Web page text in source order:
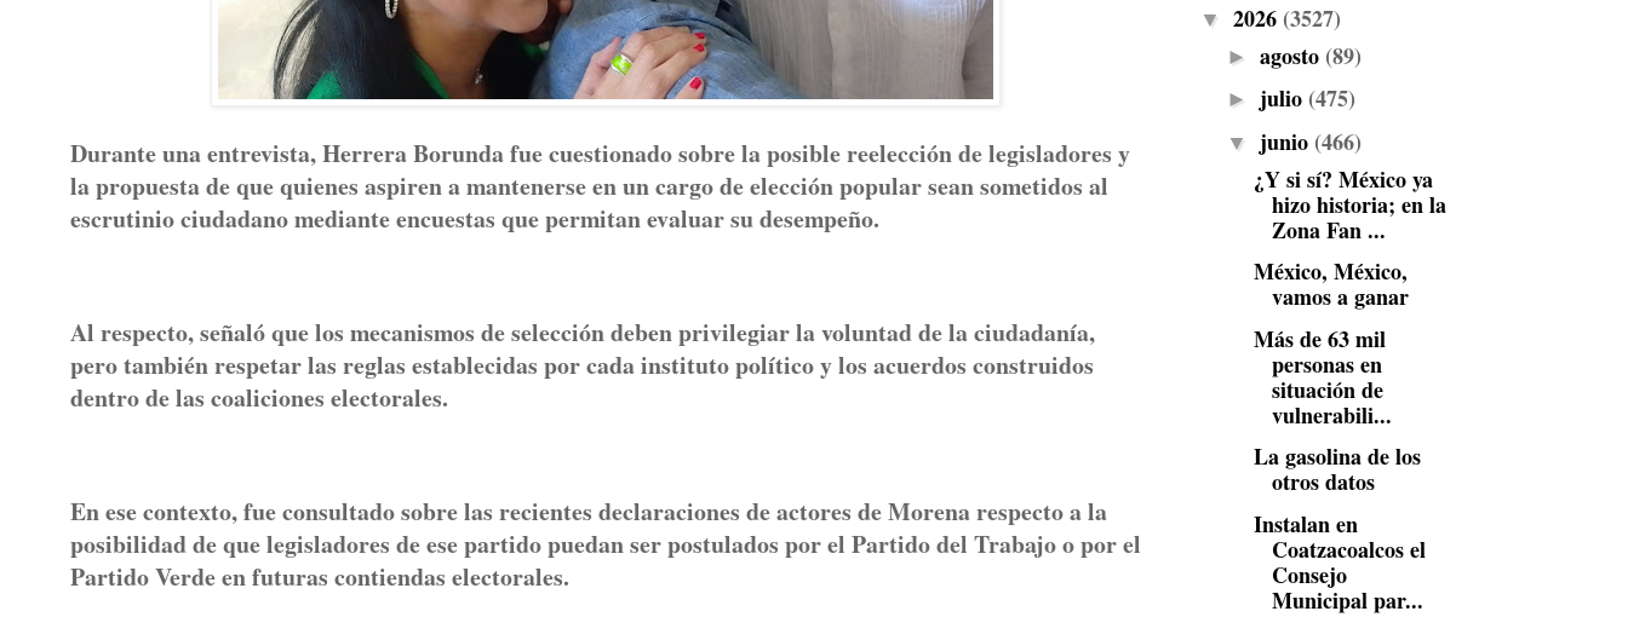
Durante una entrevista, Herrera Borunda fue cuestionado sobre la posible reelección de legisladores y
la propuesta de que quienes aspiren a mantenerse en un cargo de elección popular sean sometidos al
escrutinio ciudadano mediante encuestas que permitan evaluar su desempeño.
Al respecto, señaló que los mecanismos de selección deben privilegiar la voluntad de la ciudadanía,
pero también respetar las reglas establecidas por cada instituto político y los acuerdos construidos
dentro de las coaliciones electorales.
En ese contexto, fue consultado sobre las recientes declaraciones de actores de Morena respecto a la
posibilidad de que legisladores de ese partido puedan ser postulados por el Partido del Trabajo o por el
Partido Verde en futuras contiendas electorales.
▼ 2026 (3527)
► agosto (89)
► julio (475)
▼ junio (466)
¿Y si sí? México ya
hizo historia; en la
Zona Fan ...
México, México,
vamos a ganar
Más de 63 mil
personas en
situación de
vulnerabili...
La gasolina de los
otros datos
Instalan en
Coatzacoalcos el
Consejo
Municipal par...